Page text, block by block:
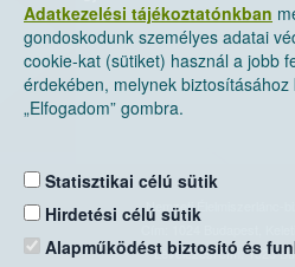
Adatkezelési tájékoztatónkban
gondoskodunk személyes adatai
cookie-kat (sütiket) használ a jobb
érdekében, melynek
„Elfogadom” gombra.
Statisztikai célú sütik
Hirdetési célú sütik
Alapműködést biztosító és
Nemzeti Élelmiszerlánc-
Levelezési cím: 1525